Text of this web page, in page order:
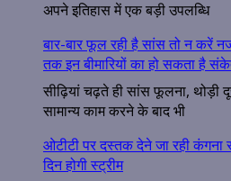
अपने इतिहास में एक बड़ी उपलब्धि
बार-बार फूल रही है सांस तो न करें
तक इन बीमारियों का हो सकता है
सीढ़ियां चढ़ते ही सांस फूलना, थोड़ी
सामान्य काम करने के बाद भी
ओटीटी पर दस्तक देने जा रही कंगना
दिन होगी स्ट्रीम